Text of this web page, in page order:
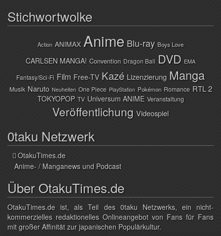
Stichwortwolke
Action ANIMAX Anime Blu-ray Boys Love
CARLSEN MANGA! Convention Dragon Ball DVD EMA
Fantasy/Sci-Fi Film Free-TV Kazé Lizenzierung Manga
Musik Naruto Neuheiten One Piece PlayStation Pokémon Romance RTL 2
TOKYOPOP TV Universum ANIME Veranstaltung
Veröffentlichung Videospiel
0taku Netzwerk
OtakuTimes.de
Anime- / Manganews und Podcast
Über OtakuTimes.de
OtakuTimes.de ist, als Teil des 0taku Netzwerks, ein nicht-
kommerzielles redaktionelles Onlineangebot von Fans für Fans
mit großer Affinität zur japanischen Populärkultur.